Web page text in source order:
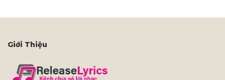
Giới Thiệu